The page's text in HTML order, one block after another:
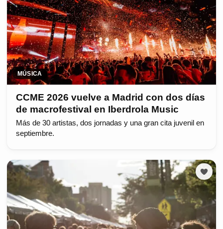
MÚSICA
CCME 2026 vuelve a Madrid con dos días
de macrofestival en Iberdrola Music
Más de 30 artistas, dos jornadas y una gran cita juvenil en
septiembre.